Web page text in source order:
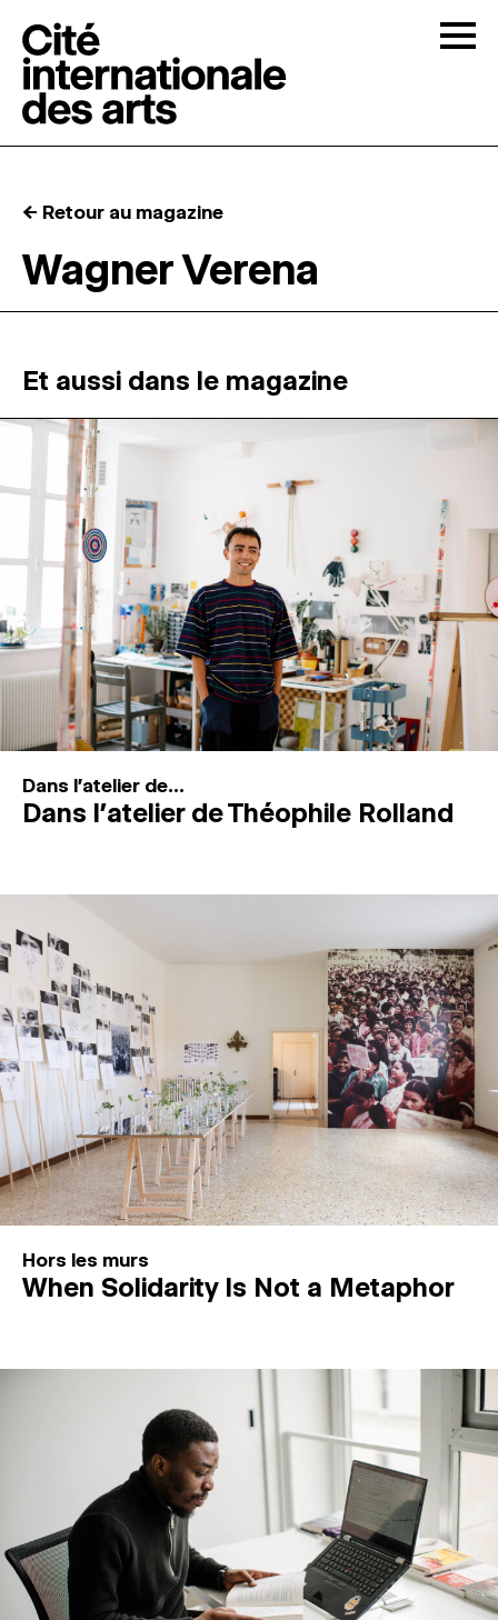
RÉSIDENCES ↓
ATELIERS OUVERTS
PROGRAMMATION
MAGAZINE
ESPACES DE PRATIQUE ARTISTIQUE ↓
Recherche
Connexion
← Retour au magazine
Wagner Verena
Et aussi dans le magazine
Dans l'atelier de...
Dans l’atelier de Théophile Rolland
Hors les murs
When Solidarity Is Not a Metaphor